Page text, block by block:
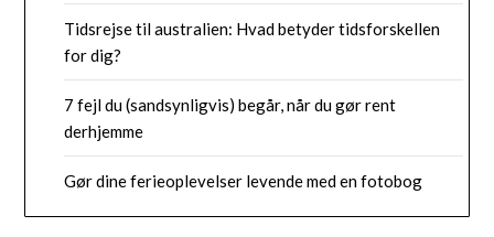
Tidsrejse til australien: Hvad betyder tidsforskellen
for dig?
7 fejl du (sandsynligvis) begår, når du gør rent
derhjemme
Gør dine ferieoplevelser levende med en fotobog